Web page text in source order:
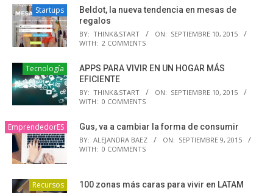
Startups
Beldot, la nueva tendencia en mesas de
regalos
BY: THINK&START ON: SEPTIEMBRE 10, 2015
WITH: 2 COMMENTS
Tecnología
APPS PARA VIVIR EN UN HOGAR MÁS
EFICIENTE
BY: THINK&START ON: SEPTIEMBRE 10, 2015
WITH: 0 COMMENTS
EmprendedorES Gus, va a cambiar la forma de consumir
BY: ALEJANDRA BAEZ ON: SEPTIEMBRE 9, 2015
WITH: 0 COMMENTS
Recursos 100 zonas más caras para vivir en LATAM